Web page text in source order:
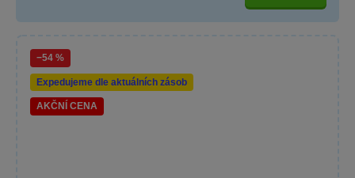
−54 %
Expedujeme dle aktuálních zásob
AKČNÍ CENA